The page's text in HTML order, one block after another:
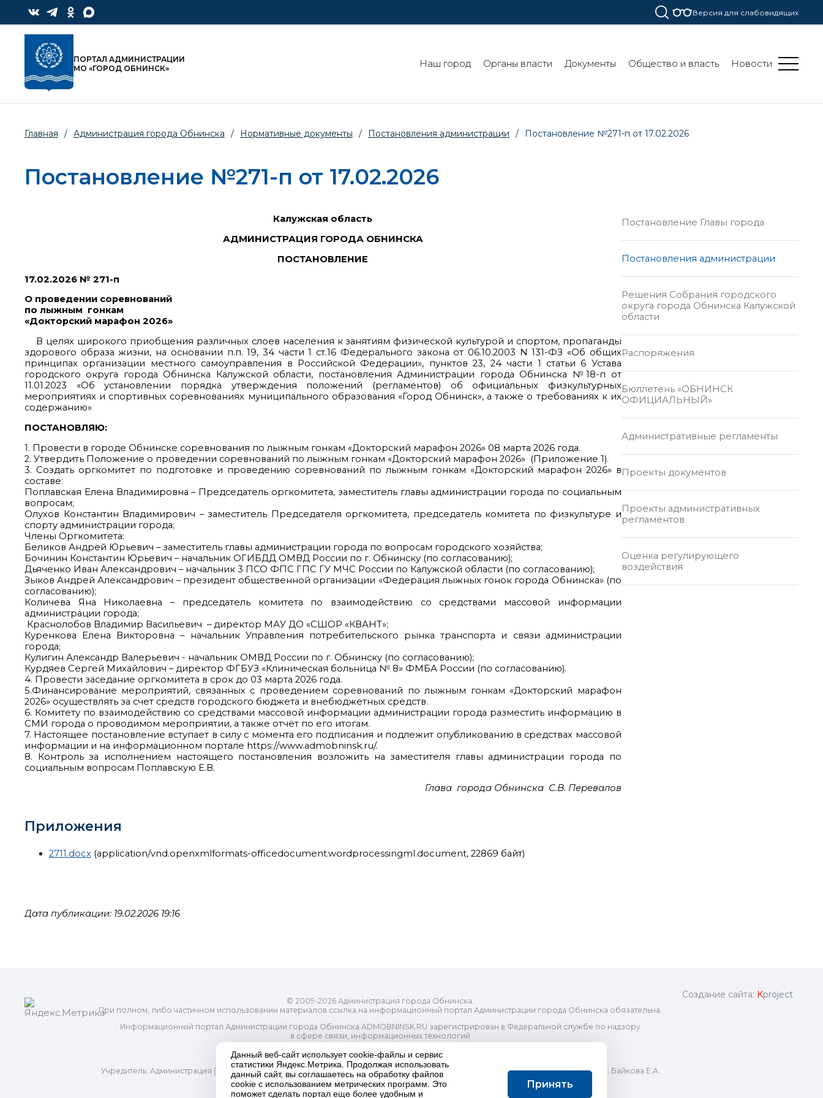
Версия для слабовидящих
ПОРТАЛ АДМИНИСТРАЦИИ
МО «ГОРОД ОБНИНСК»
Наш город Органы власти Документы Общество и власть Новости
Главная / Администрация города Обнинска / Нормативные документы / Постановления администрации / Постановление №271-п от 17.02.2026
Постановление №271-п от 17.02.2026
Калужская область
АДМИНИСТРАЦИЯ ГОРОДА ОБНИНСКА
ПОСТАНОВЛЕНИЕ
17.02.2026 № 271-п
О проведении соревнований
по лыжным гонкам
«Докторский марафон 2026»
В целях широкого приобщения различных слоев населения к занятиям физической культурой и спортом, пропаганды
здорового образа жизни, на основании п.п. 19, 34 части 1 ст.16 Федерального закона от 06.10.2003 N 131-ФЗ «Об общих
принципах организации местного самоуправления в Российской Федерации», пунктов 23, 24 части 1 статьи 6 Устава
городского округа города Обнинска Калужской области, постановления Администрации города Обнинска №18-п от
11.01.2023 «Об установлении порядка утверждения положений (регламентов) об официальных физкультурных
мероприятиях и спортивных соревнованиях муниципального образования «Город Обнинск», а также о требованиях к их
содержанию»
ПОСТАНОВЛЯЮ:
1. Провести в городе Обнинске соревнования по лыжным гонкам «Докторский марафон 2026» 08 марта 2026 года.
2. Утвердить Положение о проведении соревнований по лыжным гонкам «Докторский марафон 2026» (Приложение 1).
3. Создать оргкомитет по подготовке и проведению соревнований по лыжным гонкам «Докторский марафон 2026» в
составе:
Поплавская Елена Владимировна – Председатель оргкомитета, заместитель главы администрации города по социальным
вопросам;
Олухов Константин Владимирович – заместитель Председателя оргкомитета, председатель комитета по физкультуре и
спорту администрации города;
Члены Оргкомитета:
Беликов Андрей Юрьевич – заместитель главы администрации города по вопросам городского хозяйства;
Бочинин Константин Юрьевич – начальник ОГИБДД ОМВД России по г. Обнинску (по согласованию);
Дьяченко Иван Александрович – начальник 3 ПСО ФПС ГПС ГУ МЧС России по Калужской области (по согласованию);
Зыков Андрей Александрович – президент общественной организации «Федерация лыжных гонок города Обнинска» (по
согласованию);
Количева Яна Николаевна – председатель комитета по взаимодействию со средствами массовой информации
администрации города;
Краснолобов Владимир Васильевич – директор МАУ ДО «СШОР «КВАНТ»;
Куренкова Елена Викторовна – начальник Управления потребительского рынка транспорта и связи администрации
города;
Кулигин Александр Валерьевич - начальник ОМВД России по г. Обнинску (по согласованию);
Курдяев Сергей Михайлович – директор ФГБУЗ «Клиническая больница № 8» ФМБА России (по согласованию).
4. Провести заседание оргкомитета в срок до 03 марта 2026 года.
5.Финансирование мероприятий, связанных с проведением соревнований по лыжным гонкам «Докторский марафон
2026» осуществлять за счет средств городского бюджета и внебюджетных средств.
6. Комитету по взаимодействию со средствами массовой информации администрации города разместить информацию в
СМИ города о проводимом мероприятии, а также отчёт по его итогам.
7. Настоящее постановление вступает в силу с момента его подписания и подлежит опубликованию в средствах массовой
информации и на информационном портале https://www.admobninsk.ru/.
8. Контроль за исполнением настоящего постановления возложить на заместителя главы администрации города по
социальным вопросам Поплавскую Е.В.
Глава города Обнинска С.В. Перевалов
Приложения
2711.docx (application/vnd.openxmlformats-officedocument.wordprocessingml.document, 22869 байт)
Дата публикации: 19.02.2026 19:16
Постановление Главы города
Постановления администрации
Решения Собрания городского
округа города Обнинска Калужской
области
Распоряжения
Бюллетень «ОБНИНСК
ОФИЦИАЛЬНЫЙ»
Административные регламенты
Проекты документов
Проекты административных
регламентов
Оценка регулирующего
воздействия
© 2009-2026 Администрация города Обнинска.
При полном, либо частичном использовании материалов ссылка на информационный портал Администрации города Обнинска обязательна.
Информационный портал Администрации города Обнинска ADMOBNINSK.RU зарегистрирован в Федеральной службе по надзору
в сфере связи, информационных технологий
Свидетельство о регистрации Эл № ФС77-73321
Учредитель: Администрация (исполнительно-распорядительный орган) городского округа "Город Обнинск". Главный редактор: Байкова Е.А.
Адрес электронной почты Редакции: redactor@admobninsk.ru
Телефон Редакции: +7 (484) 395-85-85
Создание сайта: Kproject
Данный веб-сайт использует cookie-файлы и сервис
статистики Яндекс.Метрика. Продолжая использовать
данный сайт, вы соглашаетесь на обработку файлов
cookie с использованием метрических программ. Это
поможет сделать портал еще более удобным и
Принять